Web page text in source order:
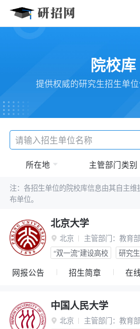
院校库
提供权威的研究生招生单
所在地 主管部门类别
注：各招生单位的院校库信息由其自主
布单位。
北京大学
 北京 主管部门： 教育部
“双一流”建设高校
研究
网报公告 招生简章 在
中国人民大学
 北京 主管部门： 教育部